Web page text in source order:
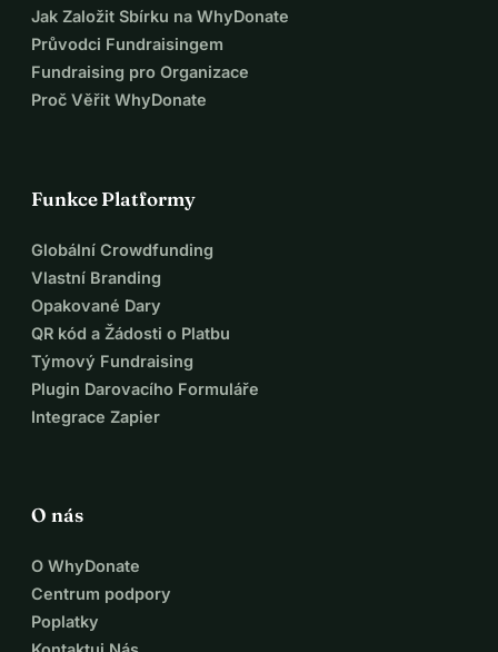
Jak Založit Sbírku na WhyDonate
Průvodci Fundraisingem
Fundraising pro Organizace
Proč Věřit WhyDonate
Funkce Platformy
Globální Crowdfunding
Vlastní Branding
Opakované Dary
QR kód a Žádosti o Platbu
Týmový Fundraising
Plugin Darovacího Formuláře
Integrace Zapier
O nás
O WhyDonate
Centrum podpory
Poplatky